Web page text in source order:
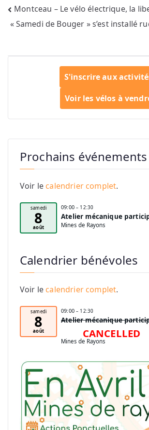
Navigation
de
l’article
Montceau – Le vélo électrique, la
« Samedi de Bouger » s’est installé
S'inscrire aux
Voir les vélos à
Prochains événements
Voir le calendrier complet.
samedi
8
août
09:00 – 12:30
Atelier mécanique
Mines de Rayons
Calendrier bénévoles
Voir le calendrier complet.
samedi
8
août
09:00 – 12:30
Atelier mécanique
CANCELLED
Mines de Rayons